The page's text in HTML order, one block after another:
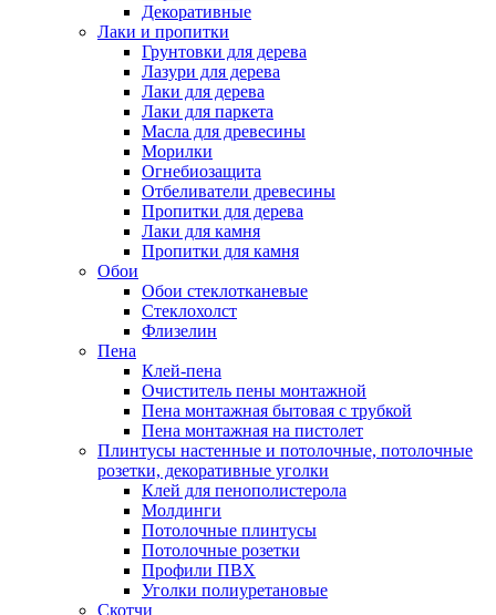
Декоративные
Лаки и пропитки
Грунтовки для дерева
Лазури для дерева
Лаки для дерева
Лаки для паркета
Масла для древесины
Морилки
Огнебиозащита
Отбеливатели древесины
Пропитки для дерева
Лаки для камня
Пропитки для камня
Обои
Обои стеклотканевые
Стеклохолст
Флизелин
Пена
Клей-пена
Очиститель пены монтажной
Пена монтажная бытовая с трубкой
Пена монтажная на пистолет
Плинтусы настенные и потолочные, потолочные
розетки, декоративные уголки
Клей для пенополистерола
Молдинги
Потолочные плинтусы
Потолочные розетки
Профили ПВХ
Уголки полиуретановые
Скотчи